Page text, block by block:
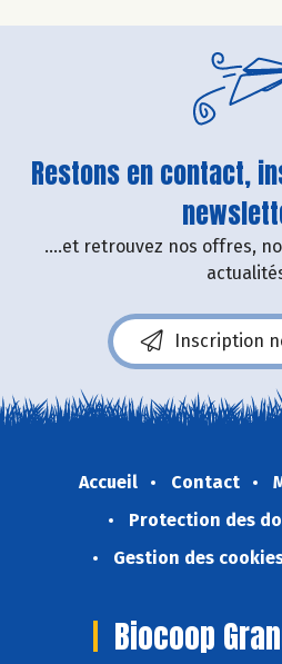
Restons en contact,
....et retrouvez nos offres,
Inscription
Accueil Contact
Protection des
Gestion des
Biocoop